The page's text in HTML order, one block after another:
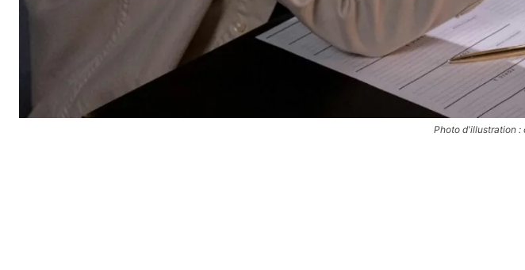
Photo d'illustration :